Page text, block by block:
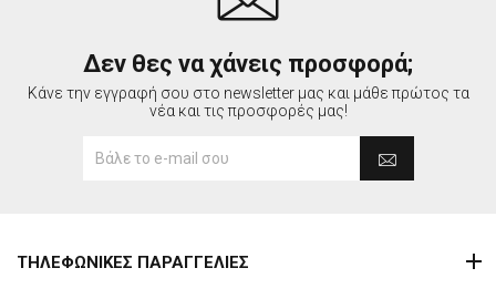
Δεν θες να χάνεις προσφορά;
Κάνε την εγγραφή σου στο newsletter μας και μάθε πρώτος τα
νέα και τις προσφορές μας!
ΤΗΛΕΦΩΝΙΚΕΣ ΠΑΡΑΓΓΕΛΙΕΣ